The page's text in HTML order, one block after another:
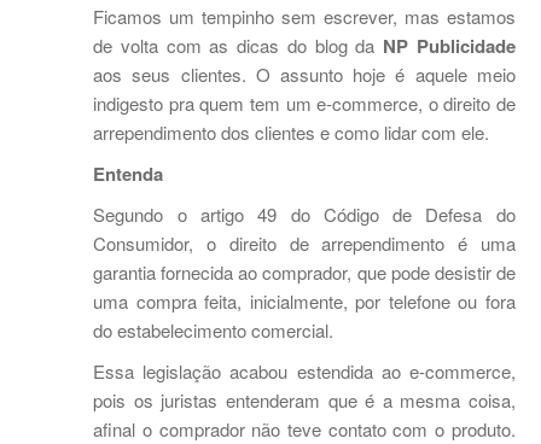
Ficamos um tempinho sem escrever, mas estamos
de volta com as dicas do blog da NP Publicidade
aos seus clientes. O assunto hoje é aquele meio
indigesto pra quem tem um e-commerce, o direito de
arrependimento dos clientes e como lidar com ele.
Entenda
Segundo o artigo 49 do Código de Defesa do
Consumidor, o direito de arrependimento é uma
garantia fornecida ao comprador, que pode desistir de
uma compra feita, inicialmente, por telefone ou fora
do estabelecimento comercial.
Essa legislação acabou estendida ao e-commerce,
pois os juristas entenderam que é a mesma coisa,
afinal o comprador não teve contato com o produto.